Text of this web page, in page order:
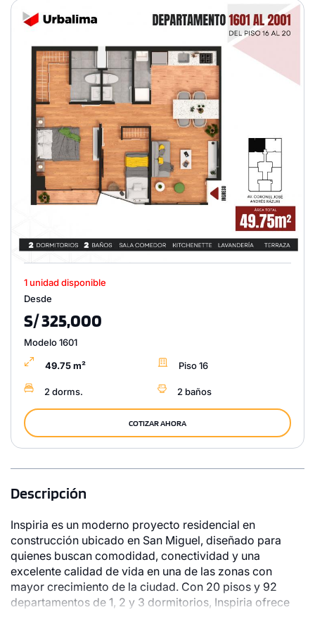
1 unidad disponible
Desde
S/ 325,000
Modelo 1601
49.75 m² Piso 16
2 dorms. 2 baños
COTIZAR AHORA
Descripción
Inspiria es un moderno proyecto residencial en
construcción ubicado en San Miguel, diseñado para
quienes buscan comodidad, conectividad y una
excelente calidad de vida en una de las zonas con
mayor crecimiento de la ciudad. Con 20 pisos y 92
departamentos de 1, 2 y 3 dormitorios, Inspiria ofrece